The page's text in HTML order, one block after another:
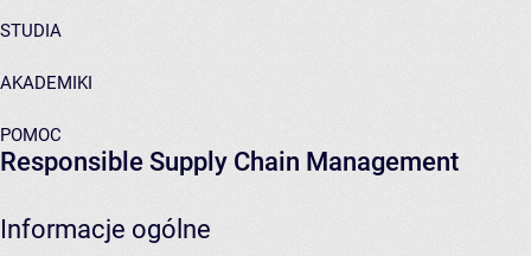
STUDIA
AKADEMIKI
POMOC
Responsible Supply Chain Management
Informacje ogólne